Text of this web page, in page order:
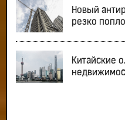
Новый
резко
Китайские